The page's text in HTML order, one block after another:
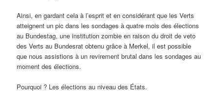
Ainsi, en gardant cela à l’esprit et en considérant que les Verts
atteignent un pic dans les sondages à quatre mois des élections
au Bundestag, une institution zombie en raison du droit de veto
des Verts au Bundesrat obtenu grâce à Merkel, il est possible
que nous assistions à un revirement brutal dans les sondages au
moment des élections.
Pourquoi ? Les élections au niveau des États.